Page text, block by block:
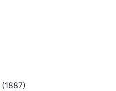
(1887)